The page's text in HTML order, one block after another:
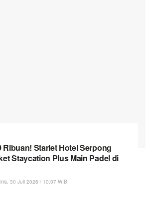
Ribuan! Starlet Hotel Serpong
Staycation Plus Main Padel di
30 Juli 2026 / 10:07 WIB